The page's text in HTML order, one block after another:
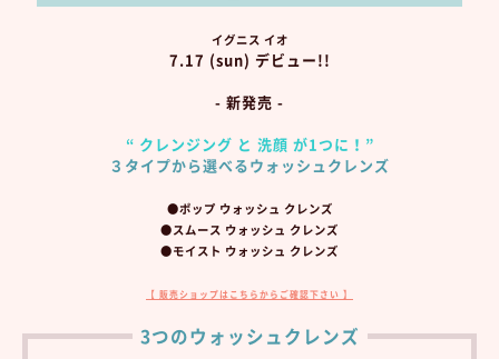
イグニス イオ
7.17 (sun) デビュー!!
- 新発売 -
“ クレンジング と 洗顔 が1つに！”
３タイプから選べるウォッシュクレンズ
●ポップ ウォッシュ クレンズ
●スムース ウォッシュ クレンズ
●モイスト ウォッシュ クレンズ
【 販売ショップはこちらからご確認下さい 】
3つのウォッシュクレンズ